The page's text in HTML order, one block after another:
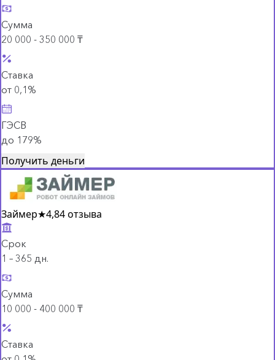
Сумма
20 000 - 350 000 ₸
Ставка
от 0,1%
ГЭСВ
до 179%
Получить деньги
Займер★4,84 отзыва
Срок
1 – 365 дн.
Сумма
10 000 - 400 000 ₸
Ставка